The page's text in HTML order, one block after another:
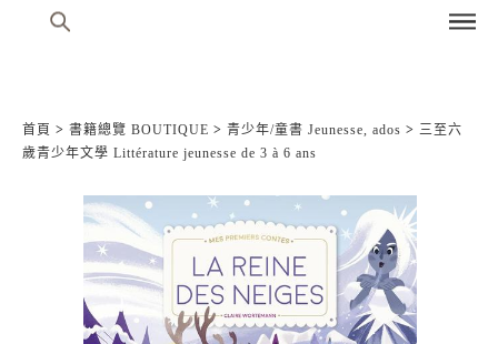
首頁 > 書籍總覽 BOUTIQUE > 青少年/童書 Jeunesse, ados > 三至六
歲青少年文學 Littérature jeunesse de 3 à 6 ans